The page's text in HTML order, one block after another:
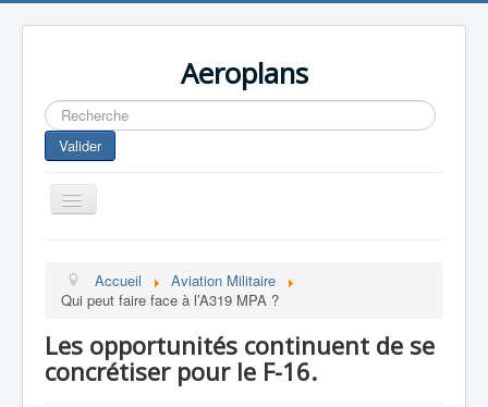
Aeroplans
Rechercher
Valider
Toggle
Navigation
Aviation Commerciale
Aviation Militaire
Accueil
Aviation Militaire
Qui peut faire face à l’A319 MPA ?
Les opportunités continuent de se
concrétiser pour le F-16.